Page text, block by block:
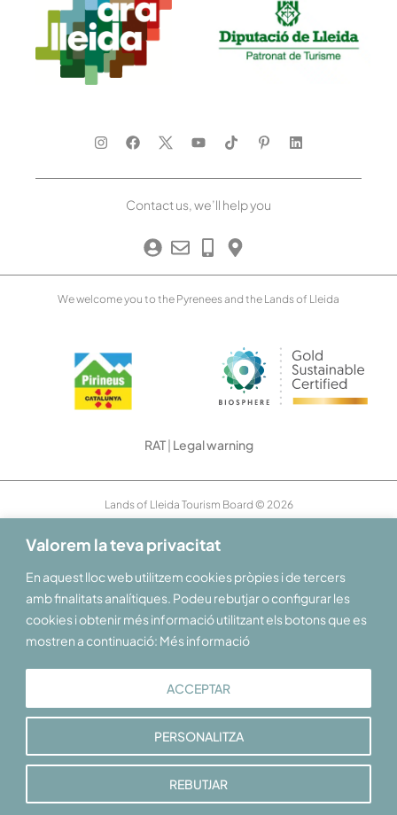
Valorem la teva privacitat
En aquest lloc web utilitzem cookies pròpies i de tercers
amb finalitats analítiques. Podeu rebutjar o configurar les
cookies i obtenir més informació utilitzant els botons que es
mostren a continuació: Més informació
PERSONALITZA
REBUTJAR
ACCEPTAR
Contact us, we’ll help you
We welcome you to the Pyrenees and the Lands of Lleida
RAT| Legal warning
Lands of Lleida Tourism Board © 2026